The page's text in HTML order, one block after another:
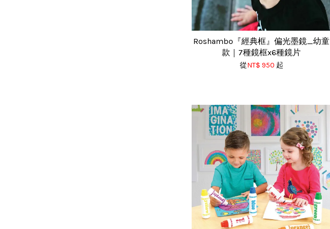
Roshambo『經典框』偏光墨鏡_幼童
款｜7種鏡框x6種鏡片
從NT$ 950 起